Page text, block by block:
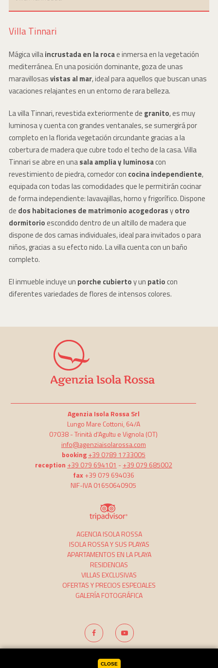
Villa Tinnari
Mágica villaincrustada en la rocae inmersa en la vegetación
mediterránea. En una posición dominante, goza de unas
maravillosasvistas al mar, ideal para aquellos que buscan unas
vacaciones relajantes en un entorno de rara belleza.
La villa Tinnari, revestida exteriormente de granito, es muy
luminosa y cuenta con grandes ventanales, se sumergirá por
completo en la florida vegetación circundante gracias a la
cobertura de madera que cubre todo el techo de la casa. Villa
Tinnari se abre en unasala amplia y luminosacon
revestimiento de piedra, comedor con cocina independiente,
equipada con todas las comodidades que le permitirán cocinar
de forma independiente: lavavajillas, horno y frigorífico. Dispone
de dos habitaciones de matrimonio acogedorasyotro
dormitorioescondido dentro de un altillo de madera que
dispone de dos camas individuales, ideal para invitados o para
niños, gracias a su efecto nido. La villa cuenta con un baño
completo.
El inmueble incluye un porche cubiertoy un patiocon
diferentes variedades de flores de intensos colores.
Agenzia Isola Rossa Srl
Lungo Mare Cottoni, 64/A
07038 -Trinità d'Agultu e Vignola(OT)
info@agenziaisolarossa.com
booking +39 0789 1733005
reception +39 079 694101 -+39 079 685002
fax+39 079 694036
NIF-IVA 01650640905
Información corporativa
AGENCIA ISOLA ROSSA
ISOLA ROSSA Y SUS PLAYAS
APARTAMENTOS EN LA PLAYA
RESIDENCIAS
VILLAS EXCLUSIVAS
OFERTAS Y PRECIOS ESPECIALES
GALERÍA FOTOGRÁFICA
CLOSE